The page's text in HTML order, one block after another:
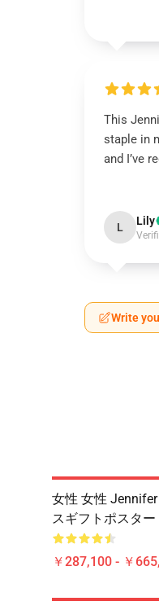
This
staple in
and I’ve
L Lily
Write
女性 女性
スギフトポスター
￥287,100 - ￥